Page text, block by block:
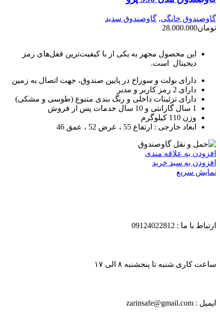
گاوصندوق خانگی, گاوصندوق سدید
تومان28.000.000
این محصول مجهز به یکی از با کیفیت‌ترین قفل‌های رمز
دیجیتال است.
دارای بولت و سوراخ در پایین صندوق، جهت اتصال به زمین
دارای 2 رمز کاربر و مدیر
دارای تزئینات داخلی و رنگ بندی متنوع (طوسی و مشکی)
1 سال گارانتی و 10 سال خدمات پس از فروش
وزن 110 کیلوگرم
ابعاد خارجی : ارتفاع 55 ، عرض 52 ، عمق 46
افزودن به علاقه مندی
افزودن به سبد خرید
نمایش سریع
ارتباط با ما : 09124022812
ساعت کاری شنبه تا پنجشنبه ۸ الی ۱۷
ایمیل : zarinsafe@gmail.com